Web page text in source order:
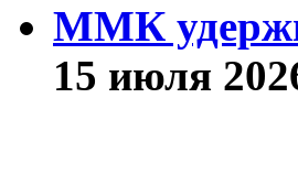
ММК
15 июля